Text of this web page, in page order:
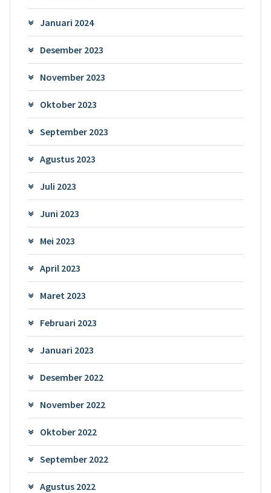
Januari 2024
Desember 2023
November 2023
Oktober 2023
September 2023
Agustus 2023
Juli 2023
Juni 2023
Mei 2023
April 2023
Maret 2023
Februari 2023
Januari 2023
Desember 2022
November 2022
Oktober 2022
September 2022
Agustus 2022